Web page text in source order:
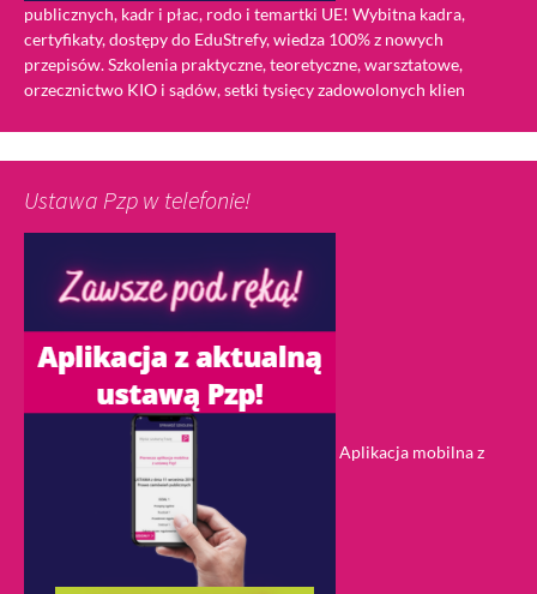
publicznych, kadr i płac, rodo i temartki UE! Wybitna kadra,
certyfikaty, dostępy do EduStrefy, wiedza 100% z nowych
przepisów. Szkolenia praktyczne, teoretyczne, warsztatowe,
orzecznictwo KIO i sądów, setki tysięcy zadowolonych klien
Ustawa Pzp w telefonie!
Aplikacja mobilna z